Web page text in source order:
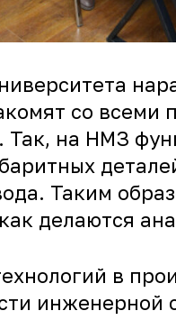
со
на НМЗ
Таким
делаются
в
инженерной